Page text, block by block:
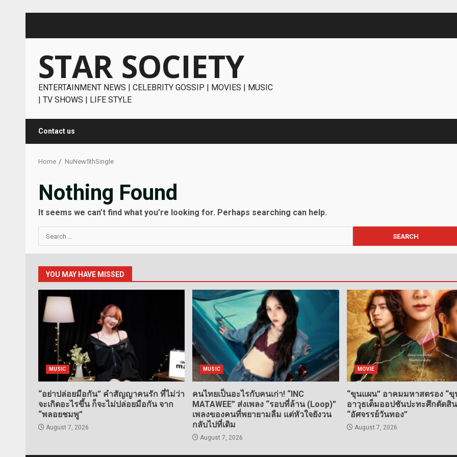
STAR SOCIETY
ENTERTAINMENT NEWS | CELEBRITY GOSSIP | MOVIES | MUSIC
| TV SHOWS | LIFE STYLE
Contact us
Home NuNew5thSingle
Nothing Found
It seems we can’t find what you’re looking for. Perhaps searching can help.
Search
for:
YOU MAY HAVE MISSED
MUSIC
“อย่าปล่อยมือกัน” คำสัญญาคนรัก ที่ไม่ว่า
จะเกิดอะไรขึ้น ก็จะไม่ปล่อยมือกัน จาก
“พลอยชมพู”
August 7, 2026
MUSIC
คนไทยเป็นอะไรกับคนเก่า! “INC
MATAWEE” ส่งเพลง “รอบที่ล้าน (Loop)”
เพลงของคนที่พยายามลืม แต่หัวใจยังวน
กลับไปที่เดิม
August 7, 2026
MOVIE
“ขุนแผน” อาคมมหาสตรอง “ขุ
อาวุธเต็มออปชันปะทะศึกตัดสิ
“อัศจรรย์วันทอง”
August 7, 2026